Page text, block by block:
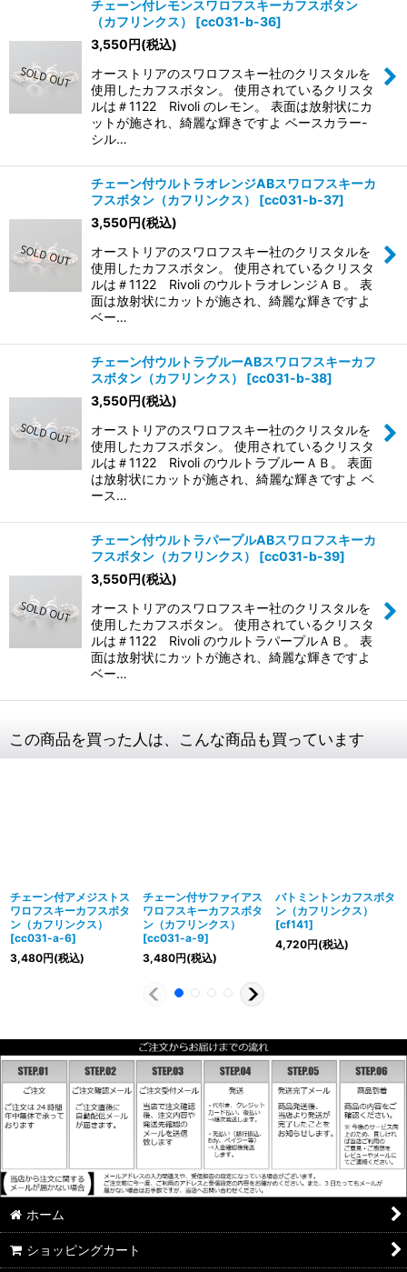
チェーン付レモンスワロフスキーカフスボタン
（カフリンクス）
[cc031-b-36]
3,550円(税込)
オーストリアのスワロフスキー社のクリスタルを
使用したカフスボタン。 使用されているクリスタ
ルは＃1122 Rivoli のレモン。 表面は放射状にカ
ットが施され、綺麗な輝きですよ ベースカラー-
シル…
チェーン付ウルトラオレンジABスワロフスキーカ
フスボタン（カフリンクス）
[cc031-b-37]
3,550円(税込)
オーストリアのスワロフスキー社のクリスタルを
使用したカフスボタン。 使用されているクリスタ
ルは＃1122 Rivoli のウルトラオレンジＡＢ。 表
面は放射状にカットが施され、綺麗な輝きですよ
ベー…
チェーン付ウルトラブルーABスワロフスキーカフ
スボタン（カフリンクス）
[cc031-b-38]
3,550円(税込)
オーストリアのスワロフスキー社のクリスタルを
使用したカフスボタン。 使用されているクリスタ
ルは＃1122 Rivoli のウルトラブルーＡＢ。 表面
は放射状にカットが施され、綺麗な輝きですよ ベ
ース…
チェーン付ウルトラパープルABスワロフスキーカ
フスボタン（カフリンクス）
[cc031-b-39]
3,550円(税込)
オーストリアのスワロフスキー社のクリスタルを
使用したカフスボタン。 使用されているクリスタ
ルは＃1122 Rivoli のウルトラパープルＡＢ。 表
面は放射状にカットが施され、綺麗な輝きですよ
ベー…
この商品を買った人は、こんな商品も買っています
チェーン付アメジストス
ワロフスキーカフスボタ
ン（カフリンクス）
[cc031-a-6]
3,480円(税込)
チェーン付サファイアス
ワロフスキーカフスボタ
ン（カフリンクス）
[cc031-a-9]
3,480円(税込)
バトミントンカフスボタ
ン（カフリンクス）
[cf141]
4,720円(税込)
ホーム
ショッピングカート